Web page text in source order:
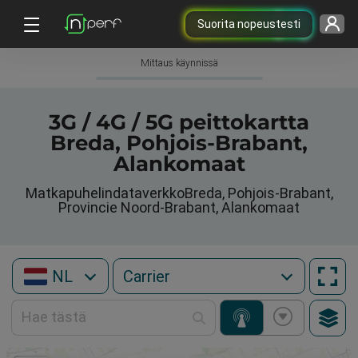
Suorita nopeustesti
Mittaus käynnissä
3G / 4G / 5G peittokartta
Breda, Pohjois-Brabant,
Alankomaat
MatkapuhelindataverkkoBreda, Pohjois-Brabant,
Provincie Noord-Brabant, Alankomaat
NL